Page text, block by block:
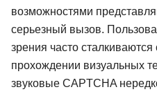
возможностями
серьезный вызов.
зрения часто сталкиваются
прохождении визуальных
звуковые CAPTCHA